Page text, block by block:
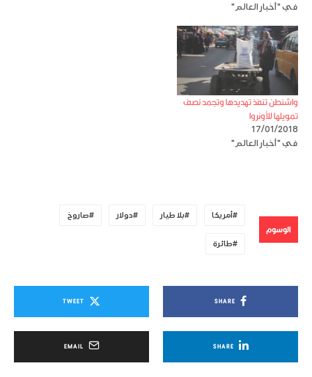
في "أخبار العالم"
واشنطن تنفذ تهديدها وتجمد نصف
تمويلها للأونروا
17/01/2018
في "أخبار العالم"
الوسوم
أمريكا بلا طيار دولار صاروخ
طائرة
SHARE
TWEET
SHARE
EMAIL